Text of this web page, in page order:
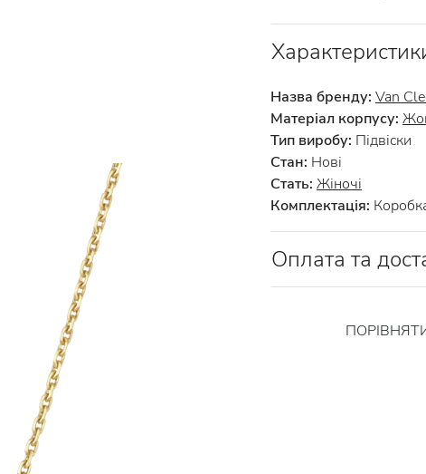
Назва бренду: Van
Матеріал корпусу:
Тип виробу: Підвіски
Стан: Нові
Стать: Жіночі
Комплектація:
Оплата та